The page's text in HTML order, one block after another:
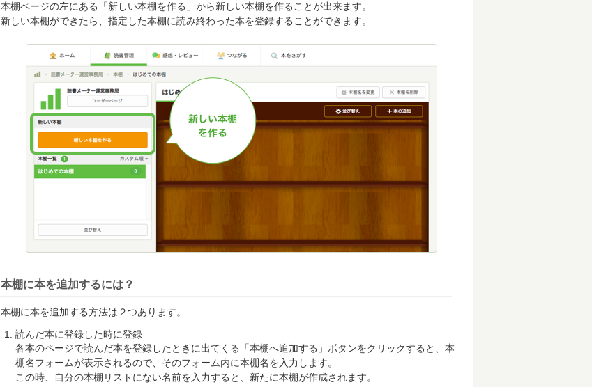
本棚ページの左にある「新しい本棚を作る」から新しい本棚を作ることが出来ます。
新しい本棚ができたら、指定した本棚に読み終わった本を登録することができます。
本棚に本を追加するには？
本棚に本を追加する方法は２つあります。
読んだ本に登録した時に登録
各本のページで読んだ本を登録したときに出てくる「本棚へ追加する」ボタンをクリックすると、本
棚名フォームが表示されるので、そのフォーム内に本棚名を入力します。
この時、自分の本棚リストにない名前を入力すると、新たに本棚が作成されます。